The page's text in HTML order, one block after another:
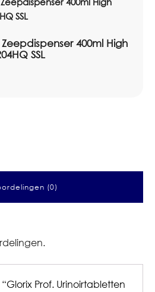
400ml High
SSL
(0)
Prof. Urinoirtabletten